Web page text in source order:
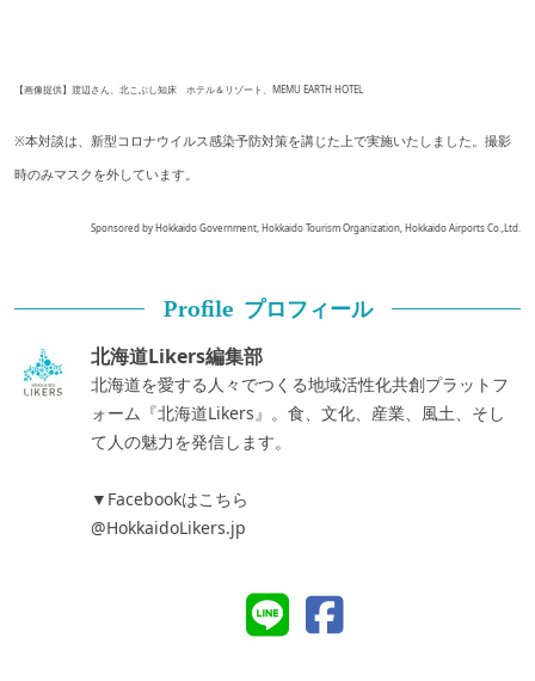
【画像提供】渡辺さん、北こぶし知床 ホテル＆リゾート、MEMU EARTH HOTEL
※本対談は、新型コロナウイルス感染予防対策を講じた上で実施いたしました。撮影
時のみマスクを外しています。
Sponsored by Hokkaido Government, Hokkaido Tourism Organization, Hokkaido Airports Co.,Ltd.
Profile プロフィール
北海道Likers編集部
北海道を愛する人々でつくる地域活性化共創プラットフ
ォーム『北海道Likers』。食、文化、産業、風土、そし
て人の魅力を発信します。
▼Facebookはこちら
@HokkaidoLikers.jp